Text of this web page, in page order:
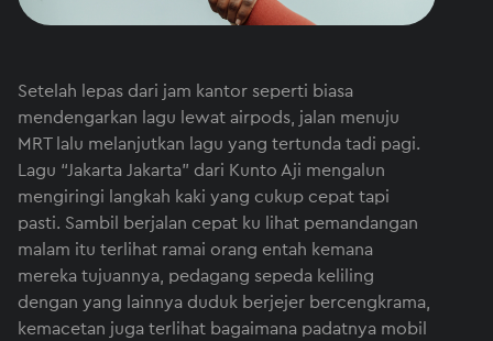
Setelah lepas dari jam kantor seperti biasa
mendengarkan lagu lewat airpods, jalan menuju
MRT lalu melanjutkan lagu yang tertunda tadi pagi.
Lagu “Jakarta Jakarta” dari Kunto Aji mengalun
mengiringi langkah kaki yang cukup cepat tapi
pasti. Sambil berjalan cepat ku lihat pemandangan
malam itu terlihat ramai orang entah kemana
mereka tujuannya, pedagang sepeda keliling
dengan yang lainnya duduk berjejer bercengkrama,
kemacetan juga terlihat bagaimana padatnya mobil